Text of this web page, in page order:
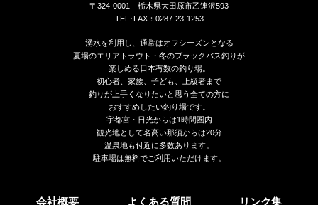
〒324-0001 栃木県大田原市乙連沢593
TEL･FAX：0287-23-1253
湧水を利用し、通常はオフシーズンとなる
夏場のエリアトラウト・冬のブラックバス釣りが
楽しめる日本有数の釣り場。
初心者、家族、子ども、上級者まで
釣りが上手くなりたいと思う全ての方に
おすすめしたい釣り場です。
宇都宮・日光からは1時間圏内
観光地として名高い那須からは20分
温泉地も付近に多数あります。
駐車場は無料でご利用いただけます。
会社概要 よくある質問 リンク集